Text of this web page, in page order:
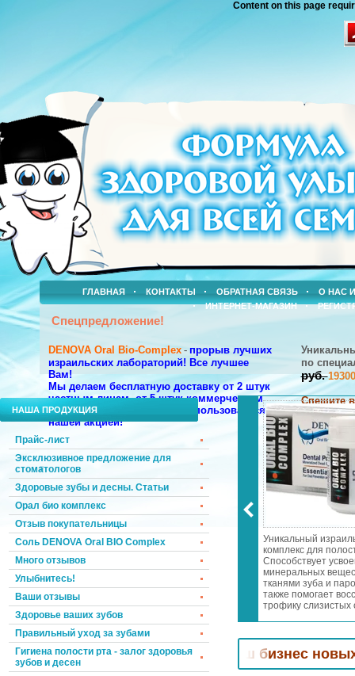
Content on this page
ГЛАВНАЯ КОНТАКТЫ ОБРАТНАЯ СВЯЗЬ
О НАС
ИНТЕРНЕТ-МАГАЗИН
Спецпредложение!
DENOVA Oral Bio-Complex- прорыв лучших
израильских лабораторий! Все лучшее
Вам!
Мы делаем бесплатную доставку от 2 штук
частным лицам, от 5 штук коммерческим
компаниям. Торопитесь воспользоваться
нашей акцией!
по
руб.19300
Спешите
нашим
НАША ПРОДУКЦИЯ
Прайс-лист
Эксклюзивное предложение для
стоматологов
Здоровые зубы и десны. Статьи
Орал био комплекс
Отзыв покупательницы
Соль DENOVA Oral BIO Complex
Много отзывов
Улыбнитесь!
Ваши отзывы
Здоровье ваших зубов
Правильный уход за зубами
Гигиена полости рта - залог здоровья
зубов и десен
изо рта
Осветление и
эмали! Лечение
и пародонтита!
в
всего за
Эксклюзивное предложение
для стоматологов!
Специальные цены и подарки!
Мы возвращаем к Вам
клиентов, которые уже хотели
уйти к Вашим конкурентам.
Уникальный
комплекс для
Способствует
минеральных
тканями зуба и
также помогает
трофику слизистых
чувствительность
дёсен.
Привлечемв Ваш бизнес новых